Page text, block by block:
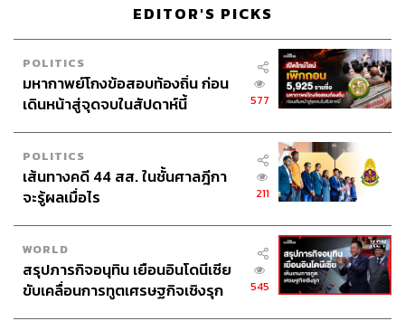
EDITOR'S PICKS
POLITICS
มหากาพย์โกงข้อสอบท้องถิ่น ก่อน
เดินหน้าสู่จุดจบในสัปดาห์นี้
577
POLITICS
เส้นทางคดี 44 สส. ในชั้นศาลฎีกา
จะรู้ผลเมื่อไร
211
WORLD
สรุปภารกิจอนุทิน เยือนอินโดนีเซีย
ขับเคลื่อนการทูตเศรษฐกิจเชิงรุก
545